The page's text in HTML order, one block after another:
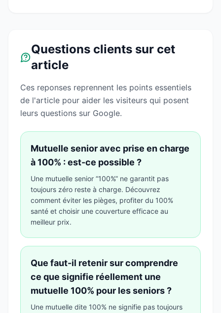
Questions clients sur cet
article
Ces reponses reprennent les points essentiels
de l'article pour aider les visiteurs qui posent
leurs questions sur Google.
Mutuelle senior avec prise en charge
à 100% : est-ce possible ?
Une mutuelle senior “100%” ne garantit pas
toujours zéro reste à charge. Découvrez
comment éviter les pièges, profiter du 100%
santé et choisir une couverture efficace au
meilleur prix.
Que faut-il retenir sur comprendre
ce que signifie réellement une
mutuelle 100% pour les seniors ?
Une mutuelle dite 100% ne signifie pas toujours